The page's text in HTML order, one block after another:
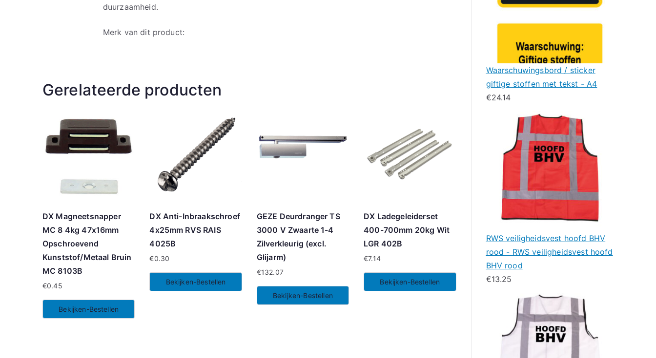
duurzaamheid.
Merk van dit product:
Gerelateerde producten
DX Magneetsnapper
MC 8 4kg 47x16mm
Opschroevend
Kunststof/Metaal Bruin
MC 8103B
€0.45
Bekijken-Bestellen
DX Anti-Inbraakschroef
4x25mm RVS RAIS
4025B
€0.30
Bekijken-Bestellen
GEZE Deurdranger TS
3000 V Zwaarte 1-4
Zilverkleurig (excl.
Glijarm)
€132.07
Bekijken-Bestellen
DX Ladegeleiderset
400-700mm 20kg Wit
LGR 402B
€7.14
Bekijken-Bestellen
Waarschuwingsbord / sticker
giftige stoffen met tekst - A4
€24.14
RWS veiligheidsvest hoofd BHV
rood - RWS veiligheidsvest hoofd
BHV rood
€13.25